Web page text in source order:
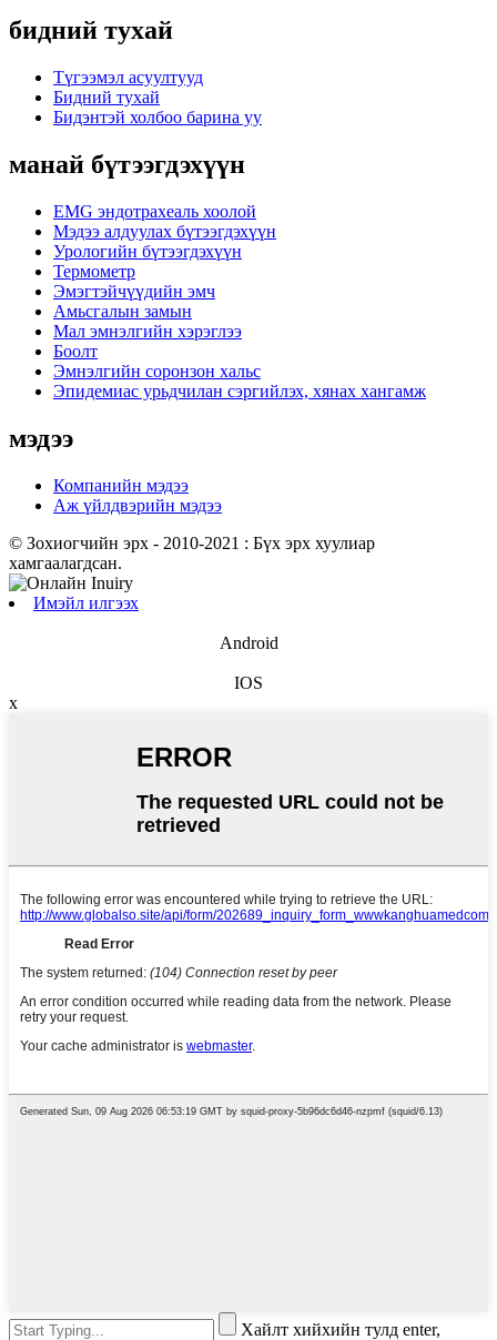
бидний тухай
Түгээмэл асуултууд
Бидний тухай
Бидэнтэй холбоо барина уу
манай бүтээгдэхүүн
EMG эндотрахеаль хоолой
Мэдээ алдуулах бүтээгдэхүүн
Урологийн бүтээгдэхүүн
Термометр
Эмэгтэйчүүдийн эмч
Амьсгалын замын
Мал эмнэлгийн хэрэглээ
Боолт
Эмнэлгийн соронзон хальс
Эпидемиас урьдчилан сэргийлэх, хянах хангамж
мэдээ
Компанийн мэдээ
Аж үйлдвэрийн мэдээ
© Зохиогчийн эрх - 2010-2021 : Бүх эрх хуулиар
хамгаалагдсан.
Имэйл илгээх
Android
IOS
x
Хайлт хийхийн тулд enter,